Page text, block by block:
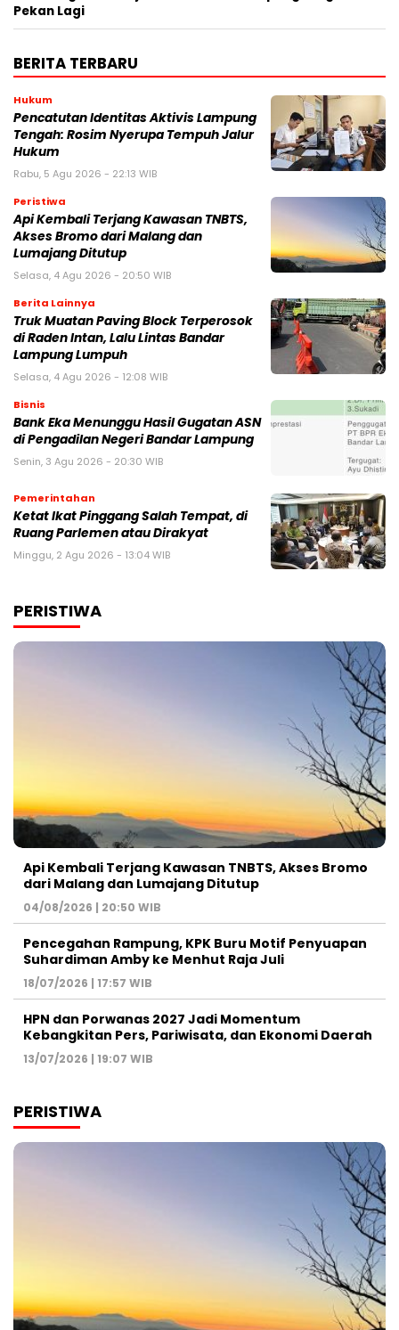
Pekan Lagi
BERITA TERBARU
Hukum
Pencatutan Identitas Aktivis Lampung
Tengah: Rosim Nyerupa Tempuh Jalur
Hukum
Rabu, 5 Agu 2026 - 22:13 WIB
Peristiwa
Api Kembali Terjang Kawasan TNBTS,
Akses Bromo dari Malang dan
Lumajang Ditutup
Selasa, 4 Agu 2026 - 20:50 WIB
Berita Lainnya
Truk Muatan Paving Block Terperosok
di Raden Intan, Lalu Lintas Bandar
Lampung Lumpuh
Selasa, 4 Agu 2026 - 12:08 WIB
Bisnis
Bank Eka Menunggu Hasil Gugatan ASN
di Pengadilan Negeri Bandar Lampung
Senin, 3 Agu 2026 - 20:30 WIB
Pemerintahan
Ketat Ikat Pinggang Salah Tempat, di
Ruang Parlemen atau Dirakyat
Minggu, 2 Agu 2026 - 13:04 WIB
PERISTIWA
Api Kembali Terjang Kawasan TNBTS, Akses Bromo
dari Malang dan Lumajang Ditutup
04/08/2026 | 20:50 WIB
Pencegahan Rampung, KPK Buru Motif Penyuapan
Suhardiman Amby ke Menhut Raja Juli
18/07/2026 | 17:57 WIB
HPN dan Porwanas 2027 Jadi Momentum
Kebangkitan Pers, Pariwisata, dan Ekonomi Daerah
13/07/2026 | 19:07 WIB
PERISTIWA